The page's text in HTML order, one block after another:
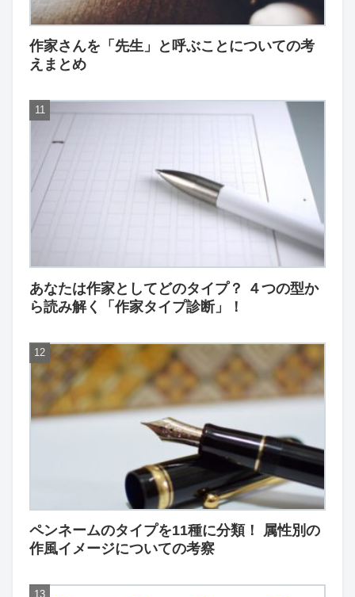
作家さんを「先生」と呼ぶことについての考
えまとめ
あなたは作家としてどのタイプ？ ４つの型か
ら読み解く「作家タイプ診断」！
ペンネームのタイプを11種に分類！ 属性別の
作風イメージについての考察